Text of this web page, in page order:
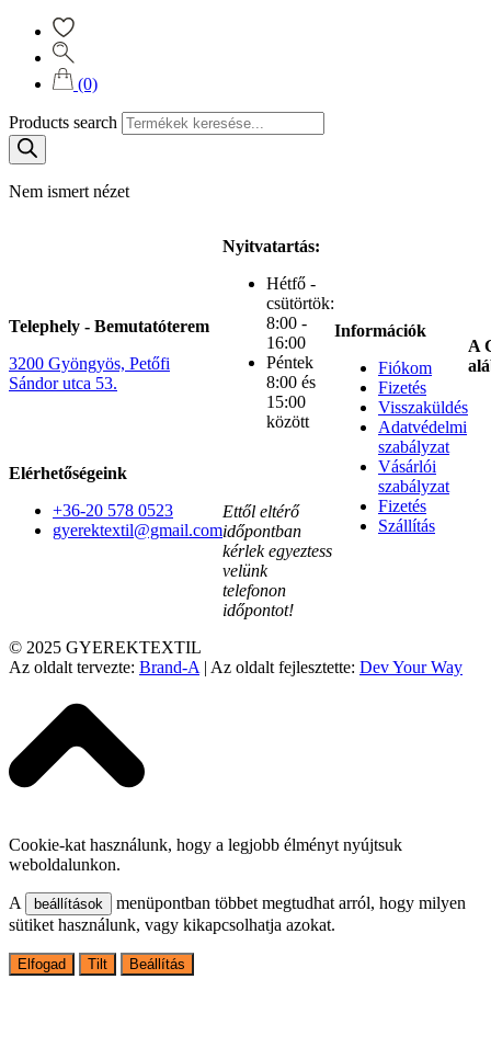
(0)
Products search
Nem ismert nézet
Telephely - Bemutatóterem
3200 Gyöngyös, Petőfi
Sándor utca 53.
Elérhetőségeink
+36-20 578 0523
gyerektextil@gmail.com
Nyitvatartás:
Hétfő -
csütörtök:
8:00 -
16:00
Péntek
8:00 és
15:00
között
Ettől eltérő
időpontban
kérlek egyeztess
velünk
telefonon
időpontot!
Információk
Fiókom
Fizetés
Visszaküldés
Adatvédelmi
szabályzat
Vásárlói
szabályzat
Fizetés
Szállítás
A
© 2025 GYEREKTEXTIL
Az oldalt tervezte: Brand-A | Az oldalt fejlesztette: Dev Your Way
Cookie-kat használunk, hogy a legjobb élményt nyújtsuk
weboldalunkon.
A beállítások
menüpontban többet megtudhat arról, hogy milyen
sütiket használunk, vagy kikapcsolhatja azokat.
Elfogad Tilt Beállítás